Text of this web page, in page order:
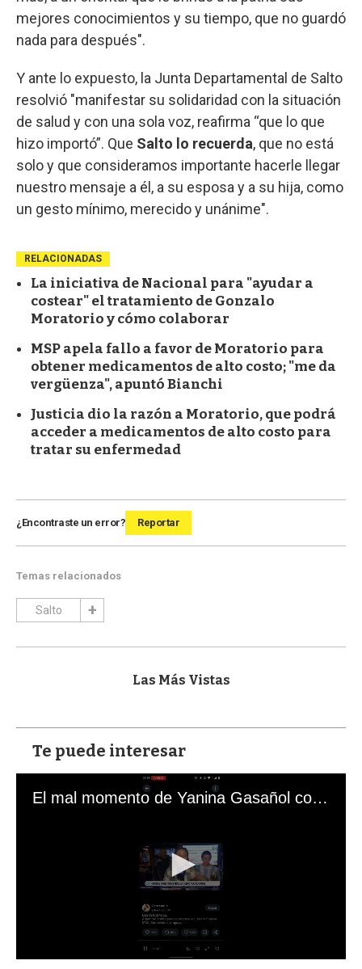
mejores conocimientos y su tiempo, que no guardó
nada para después".
Y ante lo expuesto, la Junta Departamental de Salto
resolvió "manifestar su solidaridad con la situación
de salud y con una sola voz, reafirma “que lo que
hizo importó”. Que Salto lo recuerda, que no está
solo y que consideramos importante hacerle llegar
nuestro mensaje a él, a su esposa y a su hija, como
un gesto mínimo, merecido y unánime".
RELACIONADAS
La iniciativa de Nacional para "ayudar a
costear" el tratamiento de Gonzalo
Moratorio y cómo colaborar
MSP apela fallo a favor de Moratorio para
obtener medicamentos de alto costo; "me da
vergüenza", apuntó Bianchi
Justicia dio la razón a Moratorio, que podrá
acceder a medicamentos de alto costo para
tratar su enfermedad
¿Encontraste un error? Reportar
Temas relacionados
Salto
Las Más Vistas
Te puede interesar
El mal momento de Yanina Gasañol con un hincha argentino en "Subrayado"